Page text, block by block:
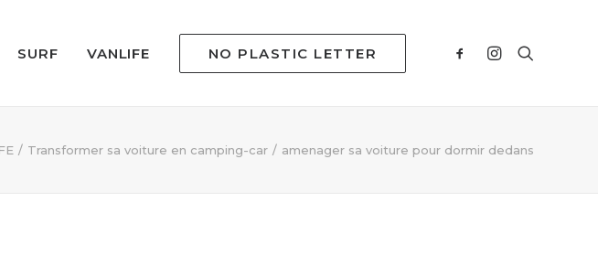
SURF VANLIFE NO PLASTIC LETTER
Transformer sa voiture en camping-car amenager sa voiture pour dormir dedans